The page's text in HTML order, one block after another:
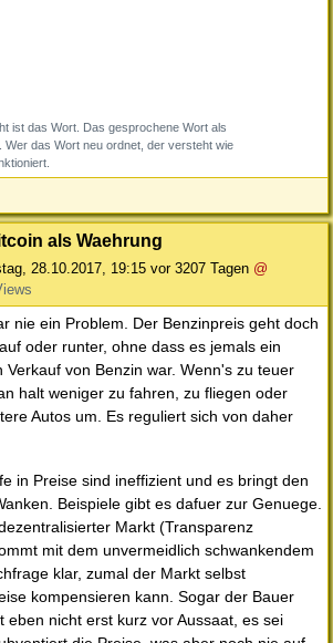
ist das Wort. Das gesprochene Wort als
Wer das Wort neu ordnet, der versteht wie
als Waehrung
28.10.2017, 19:15 vor 3207 Tagen @
nie ein Problem. Der Benzinpreis geht doch
oder runter, ohne dass es jemals ein
Verkauf von Benzin war. Wenn's zu teuer
halt weniger zu fahren, zu fliegen oder
Autos um. Es reguliert sich von daher
in Preise sind ineffizient und es bringt den
Beispiele gibt es dafuer zur Genuege.
Markt (Transparenz
mit dem unvermeidlich schwankendem
klar, zumal der Markt selbst
kompensieren kann. Sogar der Bauer
eben nicht erst kurz vor Aussaat, es sei